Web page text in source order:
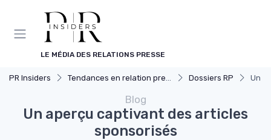
LE MÉDIA DES RELATIONS PRESSE
PR Insiders Tendances en relation presse Dossiers RP Un
Blog
Un aperçu captivant des articles
sponsorisés